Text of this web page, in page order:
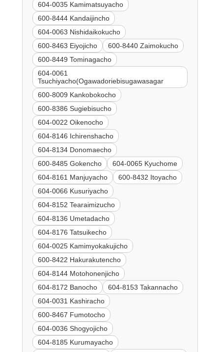
604-0035 Kamimatsuyacho
600-8444 Kandaijincho
604-0063 Nishidaikokucho
600-8463 Eiyojicho
600-8440 Zaimokucho
600-8449 Tominagacho
604-0061
Tsuchiyacho(Ogawadoriebisugawasagar
600-8009 Kankobokocho
600-8386 Sugiebisucho
604-0022 Oikenocho
604-8146 Ichirenshacho
604-8134 Donomaecho
600-8485 Gokencho
604-0065 Kyuchome
604-8161 Manjuyacho
600-8432 Itoyacho
604-0066 Kusuriyacho
604-8152 Tearaimizucho
604-8136 Umetadacho
604-8176 Tatsuikecho
604-0025 Kamimyokakujicho
600-8422 Hakurakutencho
604-8144 Motohonenjicho
604-8172 Banocho
604-8153 Takannacho
604-0031 Kashiracho
600-8467 Fumotocho
604-0036 Shogyojicho
604-8185 Kurumayacho